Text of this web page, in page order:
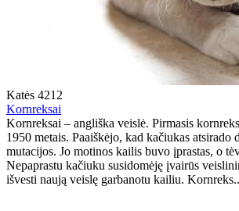
Katės 4212
Kornreksai
Kornreksai – angliška veislė. Pirmasis
1950 metais. Paaiškėjo, kad kačiukas atsirado
mutacijos. Jo motinos kailis buvo įprastas, o
Nepaprastu kačiuku susidomėję įvairūs
išvesti naują veislę garbanotu kailiu. Kornreks..